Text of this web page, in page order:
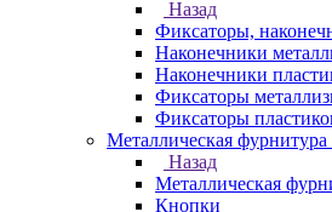
Назад
Фиксаторы,
Наконечники
Наконечники
Фиксаторы
Фиксаторы
Металлическая фурнитура
Назад
Металлическая
Кнопки